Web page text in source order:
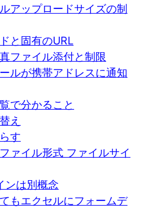
アップロードサイズの制
と固有のURL
ファイル添付と制限
ルが携帯アドレスに通知
で分かること
え
す
ァイル形式 ファイルサイ
ンは別概念
もエクセルにフォームデ